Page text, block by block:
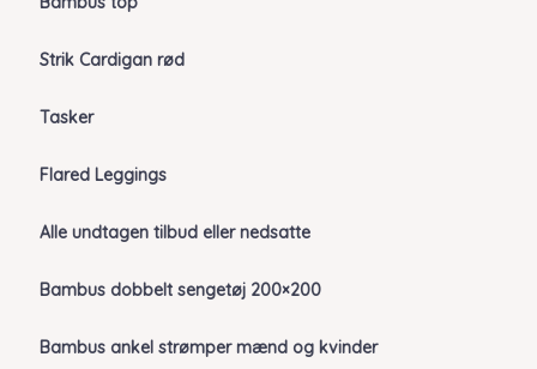
Strik Cardigan rød
Tasker
Flared Leggings
Alle undtagen tilbud eller nedsatte
Bambus dobbelt sengetøj 200×200
Bambus ankel strømper mænd og kvinder